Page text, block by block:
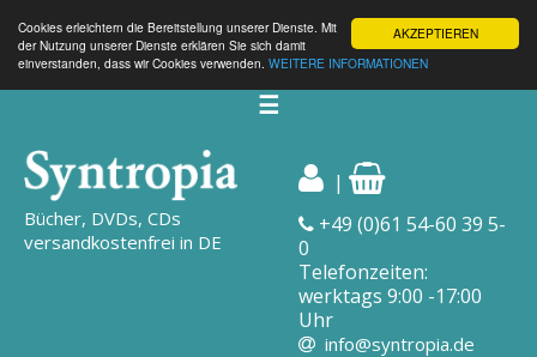
AKZEPTIEREN
Cookies erleichtern die Bereitstellung unserer Dienste. Mit
der Nutzung unserer Dienste erklären Sie sich damit
einverstanden, dass wir Cookies verwenden. WEITERE INFORMATIONEN
☰
Bücher, DVDs, CDs
versandkostenfrei in DE
|
+49 (0)61 54-60 39 5-
0
Telefonzeiten:
werktags 9:00 -17:00
Uhr
info@syntropia.de